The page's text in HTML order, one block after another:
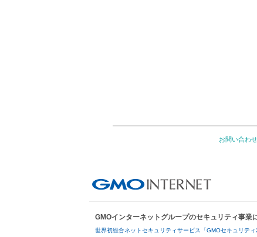
お問い合わせ
GMOインターネットグループのセキュリティ事業
世界初総合ネットセキュリティサービス「GMOセキュリティ